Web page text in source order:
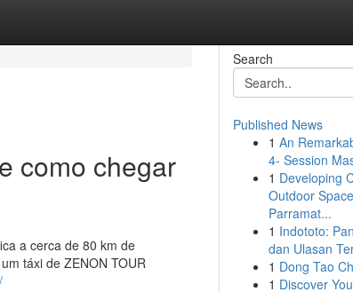
como chegar
a cerca de 80 km de
táxi de ZENON TOUR
Search
Published News
1 An
4- Session
1 Developing
Outdoor
Parramat...
1 Indototo:
dan Ulasan
1 Dong Tao
1 Discover